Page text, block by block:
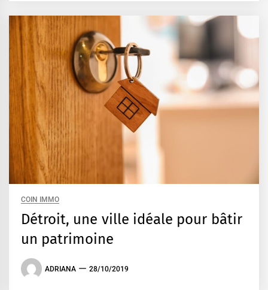
COIN IMMO
Détroit, une ville idéale pour bâtir
un patrimoine
ADRIANA 28/10/2019